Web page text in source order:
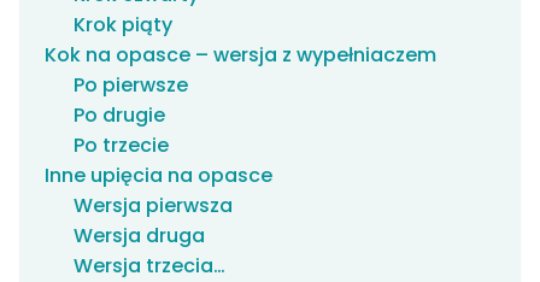
Krok piąty
Kok na opasce – wersja z wypełniaczem
Po pierwsze
Po drugie
Po trzecie
Inne upięcia na opasce
Wersja pierwsza
Wersja druga
Wersja trzecia…